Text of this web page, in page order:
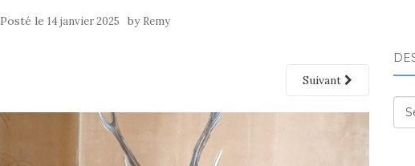
Posté le14 janvier 2025 by Remy
Suivant